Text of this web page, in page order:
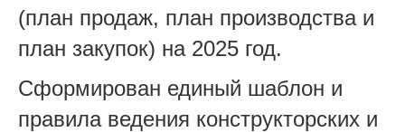
(план продаж, план производства и
план закупок) на 2025 год.
Сформирован единый шаблон и
правила ведения конструкторских и